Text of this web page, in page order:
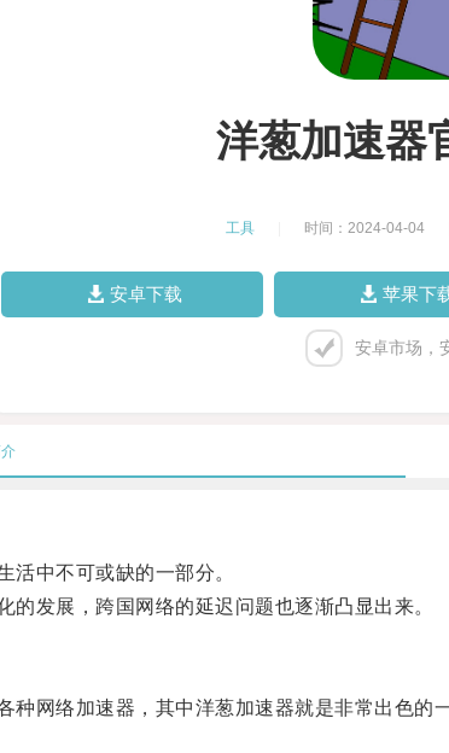
洋葱加速器
工具 时间：2024-04-04
安卓下载 苹果下
安卓市场，
中不可或缺的一部分。
发展，跨国网络的延迟问题也逐渐凸显出来。
网络加速器，其中洋葱加速器就是非常出色的一